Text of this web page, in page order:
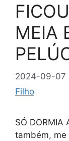
MEIA
2024-09-07
Filho
SÓ DORMIA
também, me